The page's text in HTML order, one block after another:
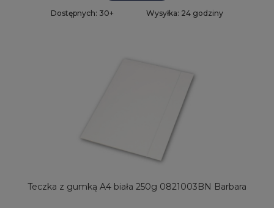
Dostępnych: 30+ Wysyłka: 24 godziny
Teczka z gumką A4 biała 250g 0821003BN Barbara